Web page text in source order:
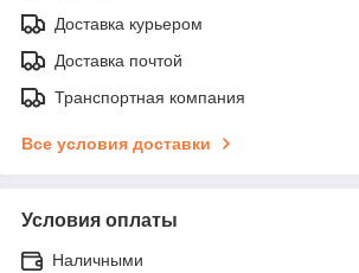
Доставка курьером
Доставка почтой
Транспортная компания
Все условия доставки
Условия оплаты
Наличными